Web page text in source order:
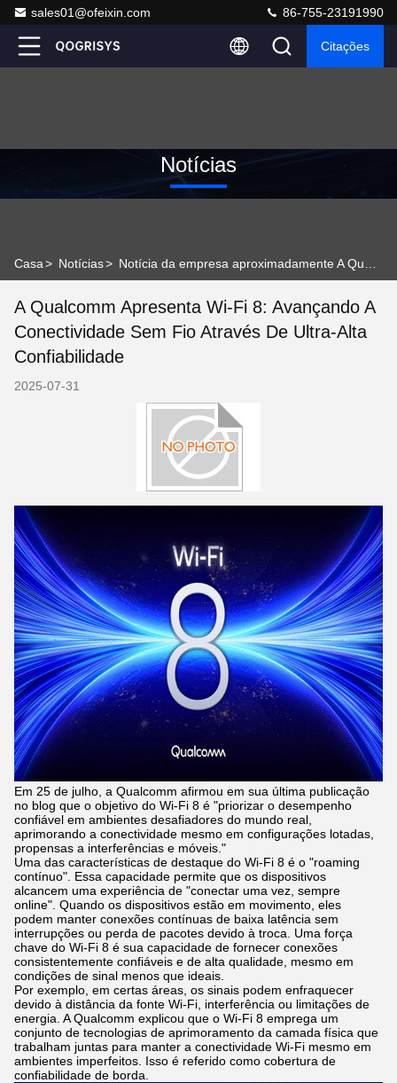
sales01@ofeixin.com 86-755-23191990
Citações
Notícias
Casa> Notícias>
A Qualcomm Apresenta Wi-Fi 8: Avançando A
Conectividade Sem Fio Através De Ultra-Alta
Confiabilidade
2025-07-31
Em 25 de julho, a Qualcomm afirmou em sua última publicação
no blog que o objetivo do Wi-Fi 8 é "priorizar o desempenho
confiável em ambientes desafiadores do mundo real,
aprimorando a conectividade mesmo em configurações lotadas,
propensas a interferências e móveis."
Uma das características de destaque do Wi-Fi 8 é o "roaming
contínuo". Essa capacidade permite que os dispositivos
alcancem uma experiência de "conectar uma vez, sempre
online". Quando os dispositivos estão em movimento, eles
podem manter conexões contínuas de baixa latência sem
interrupções ou perda de pacotes devido à troca. Uma força
chave do Wi-Fi 8 é sua capacidade de fornecer conexões
consistentemente confiáveis e de alta qualidade, mesmo em
condições de sinal menos que ideais.
Por exemplo, em certas áreas, os sinais podem enfraquecer
devido à distância da fonte Wi-Fi, interferência ou limitações de
energia. A Qualcomm explicou que o Wi-Fi 8 emprega um
conjunto de tecnologias de aprimoramento da camada física que
trabalham juntas para manter a conectividade Wi-Fi mesmo em
ambientes imperfeitos. Isso é referido como cobertura de
confiabilidade de borda.